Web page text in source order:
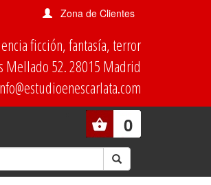
Zona de Clientes
ficción, fantasía, terror
Mellado 52. 28015 Madrid
0